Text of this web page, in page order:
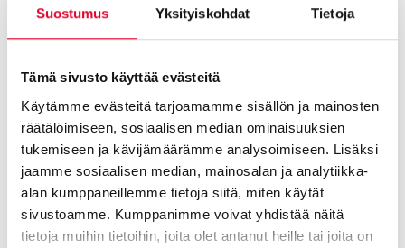
Suostumus Yksityiskohdat Tietoja
Tämä sivusto käyttää evästeitä
Käytämme evästeitä tarjoamamme sisällön ja mainosten
räätälöimiseen, sosiaalisen median ominaisuuksien
tukemiseen ja kävijämäärämme analysoimiseen. Lisäksi
jaamme sosiaalisen median, mainosalan ja analytiikka-
alan kumppaneillemme tietoja siitä, miten käytät
sivustoamme. Kumppanimme voivat yhdistää näitä
tietoja muihin tietoihin, joita olet antanut heille tai joita on
Kaski Design
Halla